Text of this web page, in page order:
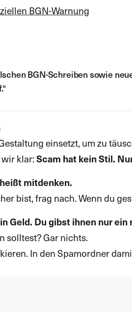
BGN-Warnung
BGN-Schreiben sowie
einsetzt, um zu
klar:Scam hat kein Stil.
mitdenken.
bist, frag nach. Wenn du
Geld. Du gibst ihnen nur ein
solltest? Gar nichts.
In den Spamordner